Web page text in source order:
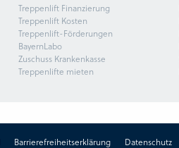
Treppenlift Finanzierung
Treppenlift Kosten
Treppenlift-Förderungen
BayernLabo
Zuschuss Krankenkasse
Treppenlifte mieten
Barrierefreiheitserklärung Datenschutz